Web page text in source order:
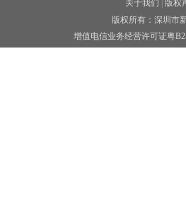
关于我们 版权
版权所有：深圳市
增值电信业务经营许可证粤